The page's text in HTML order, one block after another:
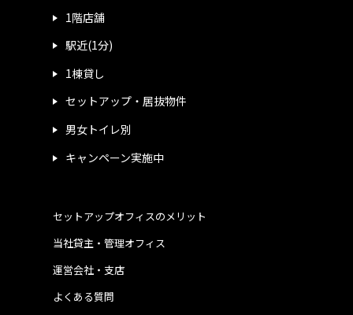
1階店舗
駅近(1分)
1棟貸し
セットアップ・居抜物件
男女トイレ別
キャンペーン実施中
運営会社・支店
よくある質問
当社貸主・管理オフィス
セットアップオフィスのメリット